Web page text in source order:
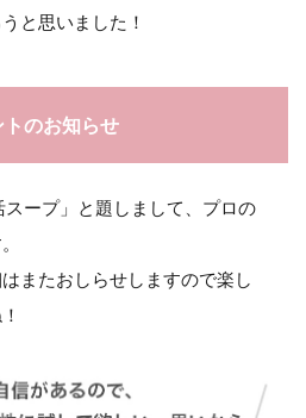
と思いました！
のお知らせ
ープ」と題しまして、プロの
またおしらせしますので楽し